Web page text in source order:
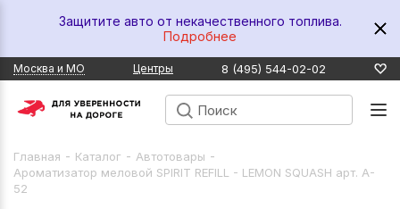
Защитите авто от некачественного топлива.
Подробнее
Москва и МО Центры 8 (495) 544-02-02
Главная - Каталог - Автотовары -
Ароматизатор меловой SPIRIT REFILL - LEMON SQUASH арт. A-
52